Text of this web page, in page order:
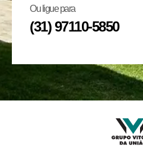
Ou ligue para
(31) 97110-5850